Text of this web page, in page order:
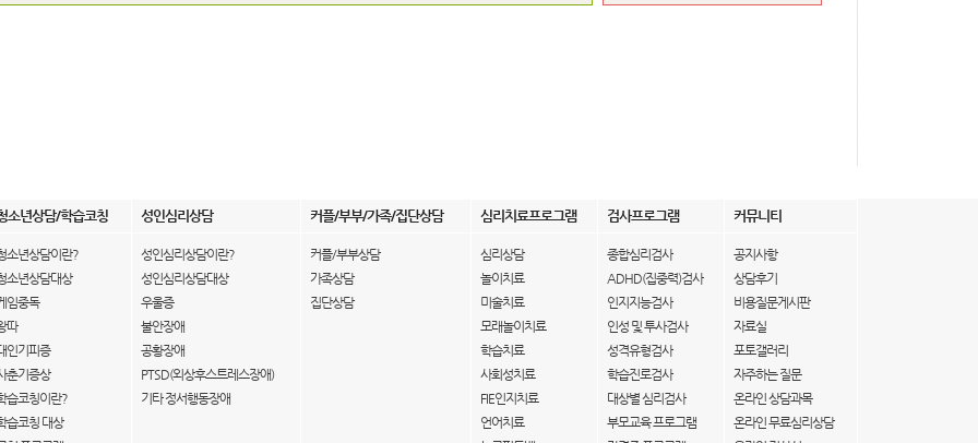
소년상담/학습코칭 성인심리상담 커플/부부/가족/집단상담 심리치료프로그램 검사프로그램 커뮤니티
소년상담이란?
소년상담대상
임중독
따
인기피증
춘기증상
습코칭이란?
습코칭 대상
성인심리상담이란?
성인심리상담대상
우울증
불안장애
공황장애
PTSD(외상후스트레스장애)
기타 정서행동장애
커플/부부상담
가족상담
집단상담
심리상담
놀이치료
미술치료
모래놀이치료
학습치료
사회성치료
FIE인지치료
언어치료
종합심리검사
ADHD(집중력)검사
인지지능검사
인성 및 투사검사
성격유형검사
학습진로검사
대상별 심리검사
부모교육 프로그램
공지사항
상담후기
비용질문게시판
자료실
포토갤러리
자주하는 질문
온라인 상담과목
온라인 무료심리상담